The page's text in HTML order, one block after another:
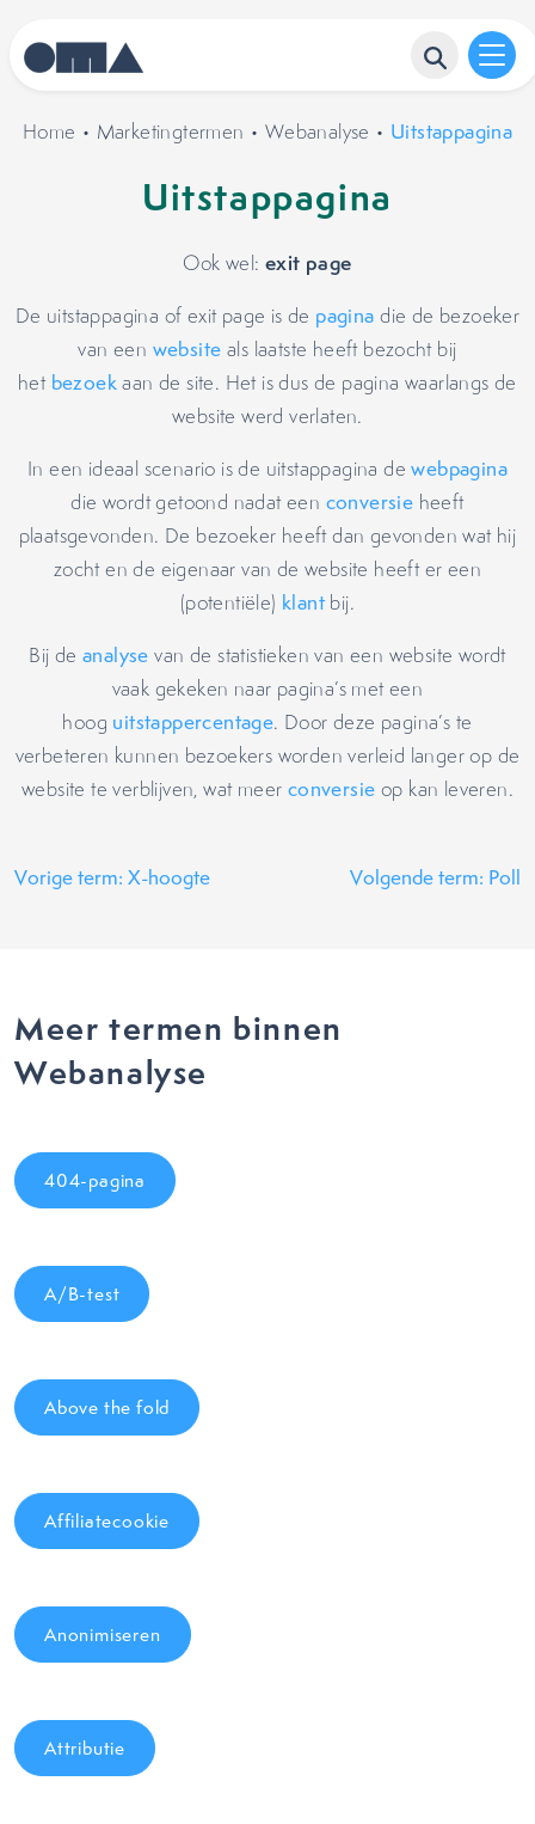
Home • Marketingtermen • Webanalyse • Uitstappagina
Uitstappagina
Ook wel: exit page
De uitstappagina of exit page is de pagina die de bezoeker
van een website als laatste heeft bezocht bij
het bezoekaan de site. Het is dus de pagina waarlangs de
website werd verlaten.
In een ideaal scenario is de uitstappagina dewebpagina
die wordt getoond nadat een conversie heeft
plaatsgevonden. De bezoeker heeft dan gevonden wat hij
zocht en de eigenaar van de website heeft er een
(potentiële) klant bij.
Bij deanalyse van de statistieken van een website wordt
vaak gekeken naar pagina’s met een
hoog uitstappercentage. Door deze pagina’s te
verbeteren kunnen bezoekers worden verleid langer op de
website te verblijven, wat meer conversie op kan leveren.
Vorige term: X-hoogte Volgende term: Poll
Meer termen binnen
Webanalyse
404-pagina
A/B-test
Above the fold
Affiliatecookie
Anonimiseren
Attributie